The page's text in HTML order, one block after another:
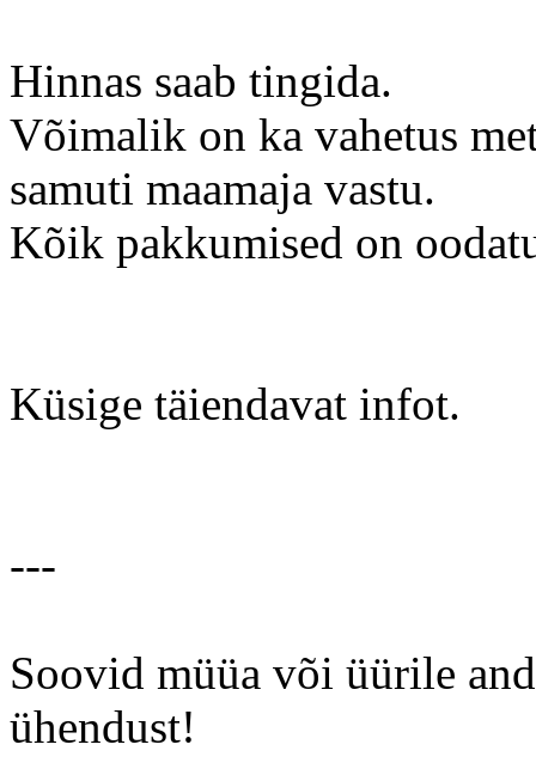
Hinnas saab tingida.
Võimalik on ka vahetus
samuti maamaja vastu.
Kõik pakkumised on
Küsige täiendavat infot.
---
Soovid müüa või üürile
ühendust!